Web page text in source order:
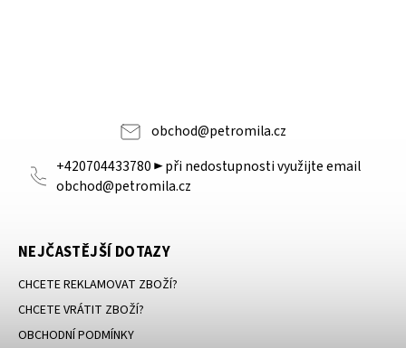
obchod@petromila.cz
+420704433780 ► při nedostupnosti využijte email
obchod@petromila.cz
NEJČASTĚJŠÍ DOTAZY
CHCETE REKLAMOVAT ZBOŽÍ?
CHCETE VRÁTIT ZBOŽÍ?
OBCHODNÍ PODMÍNKY